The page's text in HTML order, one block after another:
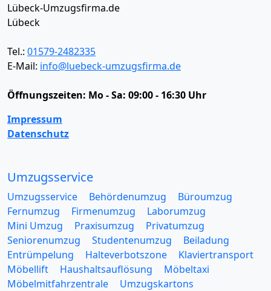
Lübeck-Umzugsfirma.de
Lübeck
Tel.: 01579-2482335
E-Mail: info@luebeck-umzugsfirma.de
Öffnungszeiten: Mo - Sa: 09:00 - 16:30 Uhr
Impressum
Datenschutz
Umzugsservice
Umzugsservice Behördenumzug
Büroumzug
Fernumzug
Firmenumzug
Laborumzug
Mini Umzug
Praxisumzug
Privatumzug
Seniorenumzug
Studentenumzug
Beiladung
Entrümpelung
Halteverbotszone
Klaviertransport
Möbellift
Haushaltsauflösung
Möbeltaxi
Möbelmitfahrzentrale
Umzugskartons